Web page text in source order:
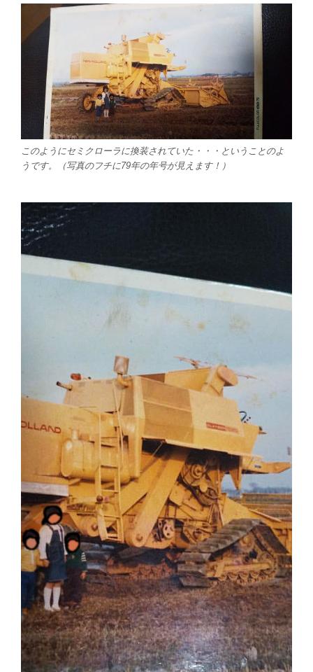
このようにセミクローラに換装されていた・・・ということのよ
うです。（写真のフチに79年の年号が見えます！）